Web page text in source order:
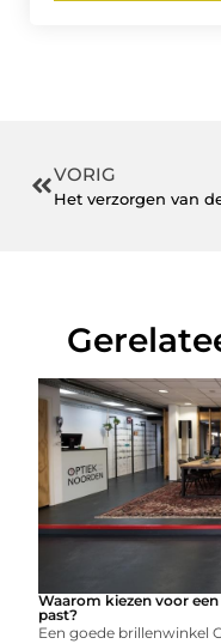
VORIG
Waarom kiezen voor
past?
Een goede brillenwinkel